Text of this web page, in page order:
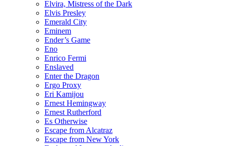
Elvira, Mistress of the Dark
Elvis Presley
Emerald City
Eminem
Ender’s Game
Eno
Enrico Fermi
Enslaved
Enter the Dragon
Ergo Proxy
Eri Kamijou
Ernest Hemingway
Ernest Rutherford
Es Otherwise
Escape from Alcatraz
Escape from New York